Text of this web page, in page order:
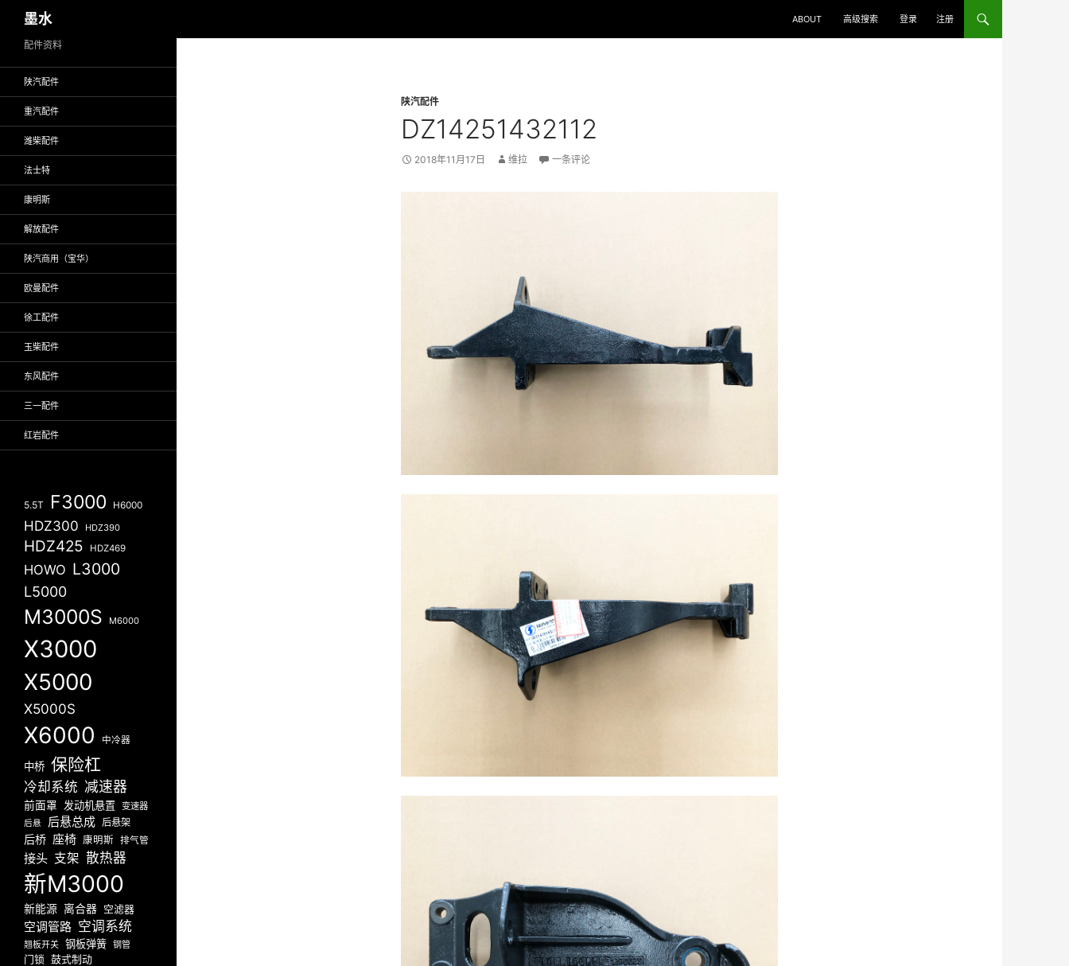
至
墨水 ABOUT 高级搜索 登录 注册
陕汽配件
DZ14251432112
2018年11月17日 维拉 一条评论
配件资料
陕汽配件
重汽配件
潍柴配件
法士特
康明斯
解放配件
陕汽商用（宝华）
欧曼配件
徐工配件
玉柴配件
东风配件
三一配件
红岩配件
5.5T F3000 H6000
HDZ300 HDZ390
HDZ425 HDZ469
HOWO L3000
L5000
M3000S M6000
X3000
X5000
X5000S
X6000 中冷器
中桥 保险杠
冷却系统 减速器
前面罩 发动机悬置 变速器
后悬 后悬总成 后悬架
后桥 座椅 康明斯 排气管
接头 支架 散热器
新M3000
新能源 离合器 空滤器
空调管路 空调系统
翘板开关 钢板弹簧 钢管
门锁 鼓式制动